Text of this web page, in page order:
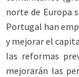
norte de Europa
Portugal han
y mejorar el
las reformas
mejorarán las